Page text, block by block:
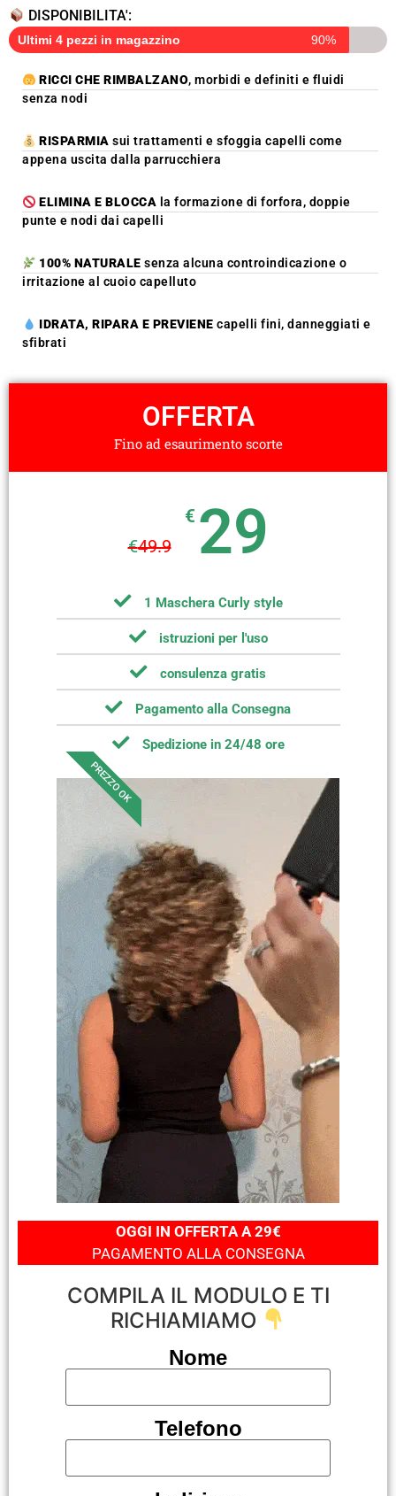
DISPONIBILITA':
Ultimi 4 pezzi in magazzino 90%
RICCI CHE RIMBALZANO, morbidi e definiti e fluidi
senza nodi
RISPARMIAsui trattamenti e sfoggia capelli come
appena uscita dalla parrucchiera
ELIMINA E BLOCCA la formazione di forfora, doppie
punte e nodi dai capelli
100% NATURALEsenza alcuna controindicazione o
irritazione al cuoio capelluto
IDRATA, RIPARA E PREVIENEcapelli fini, danneggiati e
sfibrati
OFFERTA
Fino ad esaurimento scorte
€49.9
€ 29
1 Maschera Curly style
istruzioni per l'uso
consulenza gratis
Pagamento alla Consegna
Spedizione in 24/48 ore
PREZZO OK
OGGI IN OFFERTA A 29€
PAGAMENTO ALLA CONSEGNA
COMPILA IL MODULO E TI
RICHIAMIAMO
Nome
Telefono